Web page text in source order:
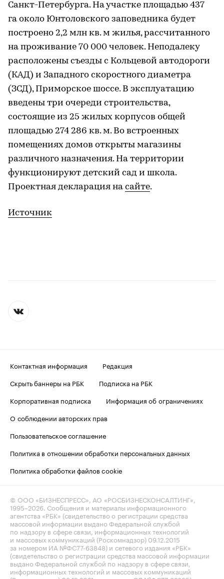
Санкт-Петербурга. На участке площадью 437
га около Юнтоловского заповедника будет
построено 2,2 млн кв. м жилья, рассчитанного
на проживание 70 000 человек. Неподалеку
расположены съезды с Кольцевой автодороги
(КАД) и Западного скоростного диаметра
(ЗСД), Приморское шоссе. В эксплуатацию
введены три очереди строительства,
состоящие из 25 жилых корпусов общей
площадью 274 286 кв. м. Во встроенных
помещениях домов открыты магазины
различного назначения. На территории
функционируют детский сад и школа.
Проектная декларация на сайте.
Источник
Контактная информация
Редакция
Скрыть баннеры на РБК
Подписка на РБК
Корпоративная подписка
Информация об ограничениях
О соблюдении авторских прав
Пользовательское соглашение
Политика в отношении обработки персональных данных
Политика обработки файлов cookie
© ООО «БИЗНЕСПРЕСС», АО «РОСБИЗНЕСКОНСАЛТИНГ»,
1995–2026. Сообщения и материалы информационного
агентства «РБК» (свидетельство о регистрации средства
массовой информации выдано Федеральной службой
по надзору в сфере связи, информационных технологий
и массовых коммуникаций (Роскомнадзор) 09.12.2015
за номером ИА №ФС77-63848) и сетевого издания «РБК»
(свидетельство о регистрации средства массовой информации
выдано Федеральной службой по надзору в сфере связи,
информационных технологий и массовых коммуникаций